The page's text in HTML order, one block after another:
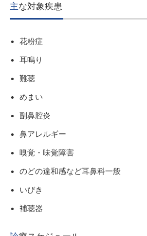
主な対象疾患
花粉症
耳鳴り
難聴
めまい
副鼻腔炎
鼻アレルギー
嗅覚・味覚障害
のどの違和感など耳鼻科一般
いびき
補聴器